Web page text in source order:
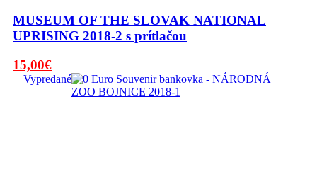
MUSEUM OF THE SLOVAK NATIONAL
UPRISING 2018-2 s prítlačou
Pôvodná
cena
15,00€Aktuálna
cena
Vypredané